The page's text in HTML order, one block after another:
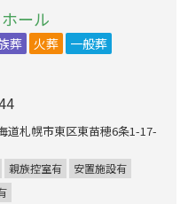
ール
葬 火葬
一般葬
道札幌市東区東苗穂6条1-17-
親族控室有
安置施設有